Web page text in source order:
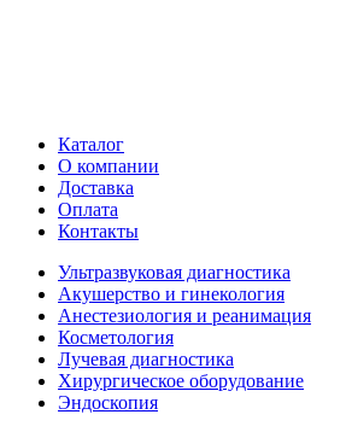
Каталог
О компании
Доставка
Оплата
Контакты
Ультразвуковая диагностика
Акушерство и гинекология
Анестезиология и реанимация
Косметология
Лучевая диагностика
Хирургическое оборудование
Эндоскопия